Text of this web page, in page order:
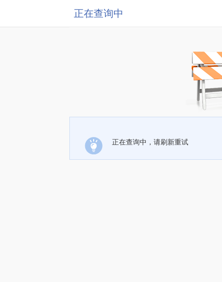
正在查询中
正在查询中，请刷新重试